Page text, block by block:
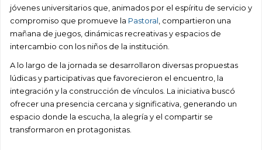
jóvenes universitarios que, animados por el espíritu de servicio y
compromiso que promueve la Pastoral , compartieron una
mañana de juegos, dinámicas recreativas y espacios de
intercambio con los niños de la institución.
A lo largo de la jornada se desarrollaron diversas propuestas
lúdicas y participativas que favorecieron el encuentro, la
integración y la construcción de vínculos. La iniciativa buscó
ofrecer una presencia cercana y significativa, generando un
espacio donde la escucha, la alegría y el compartir se
transformaron en protagonistas.